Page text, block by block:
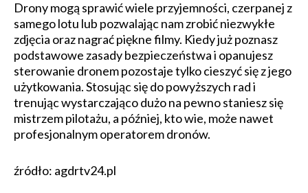
Drony mogą sprawić wiele przyjemności, czerpanej z
samego lotu lub pozwalając nam zrobić niezwykłe
zdjęcia oraz nagrać piękne filmy. Kiedy już poznasz
podstawowe zasady bezpieczeństwa i opanujesz
sterowanie dronem pozostaje tylko cieszyć się z jego
użytkowania. Stosując się do powyższych rad i
trenując wystarczająco dużo na pewno staniesz się
mistrzem pilotażu, a później, kto wie, może nawet
profesjonalnym operatorem dronów.
źródło: agdrtv24.pl